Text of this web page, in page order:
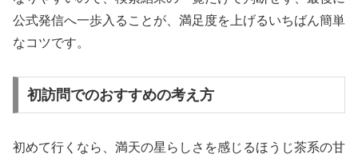
公式発信へ一歩入ることが、満足度を上げるいちばん簡単
なコツです。
初訪問でのおすすめの考え方
初めて行くなら、満天の星らしさを感じるほうじ茶系の甘